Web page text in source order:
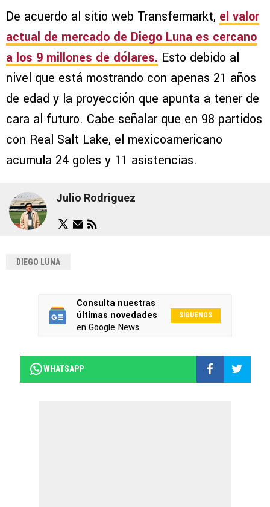
De acuerdo al sitio web Transfermarkt, el valor
actual de mercado de Diego Luna es cercano
a los 9 millones de dólares. Esto debido al
nivel que está mostrando con apenas 21 años
de edad y la proyección que apunta a tener de
cara al futuro. Cabe señalar que en 98 partidos
con Real Salt Lake, el mexicoamericano
acumula 24 goles y 11 asistencias.
Julio Rodriguez
DIEGO LUNA
Consulta nuestras
últimas novedades
en Google News
SÍGUENOS
WHATSAPP